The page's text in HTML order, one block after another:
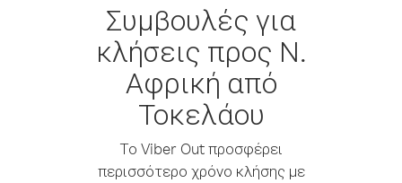
Συμβουλές για
κλήσεις προς Ν.
Αφρική από
Τοκελάου
Το Viber Out προσφέρει
περισσότερο χρόνο κλήσης με